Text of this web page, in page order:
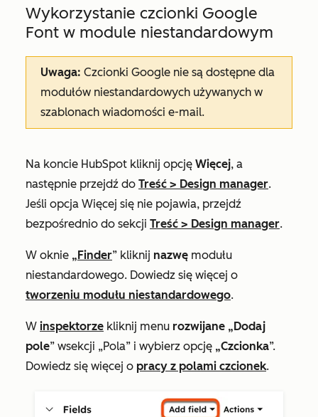
Wykorzystanie czcionki Google
Font w module niestandardowym
Uwaga: Czcionki Google nie są dostępne dla
modułów niestandardowych używanych w
szablonach wiadomości e-mail.
Na koncie HubSpot kliknij opcję Więcej, a
następnie przejdź do Treść > Design manager.
Jeśli opcja Więcej się nie pojawia, przejdź
bezpośrednio do sekcji Treść > Design manager.
W oknie „Finder” kliknij nazwę modułu
niestandardowego. Dowiedz się więcej o
tworzeniu modułu niestandardowego.
W inspektorze kliknij menu rozwijane „Dodaj
pole” wsekcji „Pola” i wybierz opcję „Czcionka”.
Dowiedz się więcej o pracy z polami czcionek.